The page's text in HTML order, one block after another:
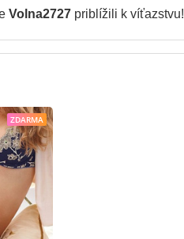
Volna2727 priblížili k víťazstvu!
ZDARMA